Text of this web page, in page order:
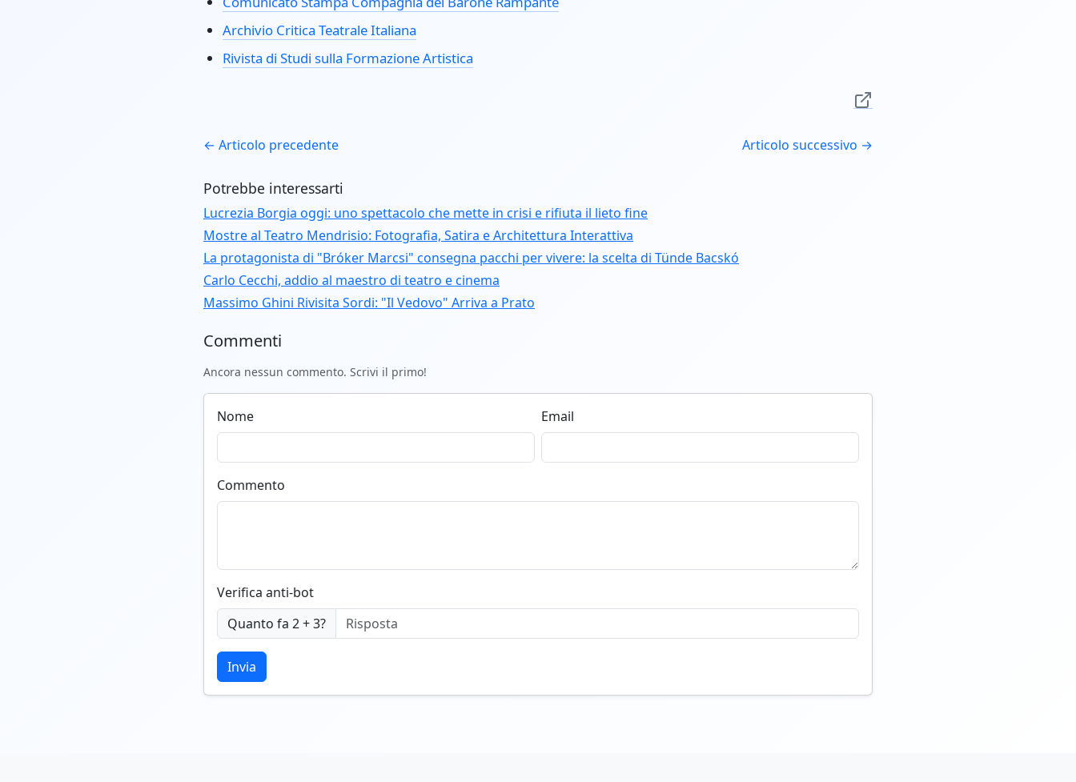
Archivio Critica Teatrale Italiana
Rivista di Studi sulla Formazione Artistica
← Articolo precedente Articolo successivo →
Potrebbe interessarti
Lucrezia Borgia oggi: uno spettacolo che mette in crisi e rifiuta il lieto fine
Mostre al Teatro Mendrisio: Fotografia, Satira e Architettura Interattiva
La protagonista di "Bróker Marcsi" consegna pacchi per vivere: la scelta di Tünde Bacskó
Carlo Cecchi, addio al maestro di teatro e cinema
Massimo Ghini Rivisita Sordi: "Il Vedovo" Arriva a Prato
Commenti
Ancora nessun commento. Scrivi il primo!
Nome Email
Commento
Verifica anti-bot
Quanto fa 2 + 3?
Invia